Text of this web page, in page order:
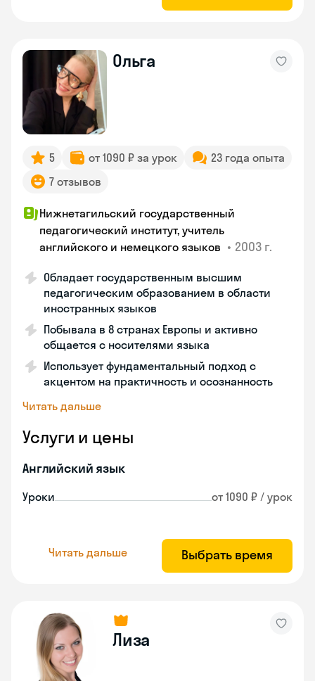
Ольга
5 от 1090 ₽ за урок
23 года опыта
7 отзывов
Нижнетагильский государственный
педагогический институт, учитель
английского и немецкого языков • 2003 г.
Обладает государственным высшим
педагогическим образованием в области
иностранных языков
Побывала в 8 странах Европы и активно
общается с носителями языка
Использует фундаментальный подход с
акцентом на практичность и осознанность
Читать дальше
Услуги и цены
Английский язык
Уроки от 1090 ₽ / урок
Читать дальше Выбрать время
Лиза